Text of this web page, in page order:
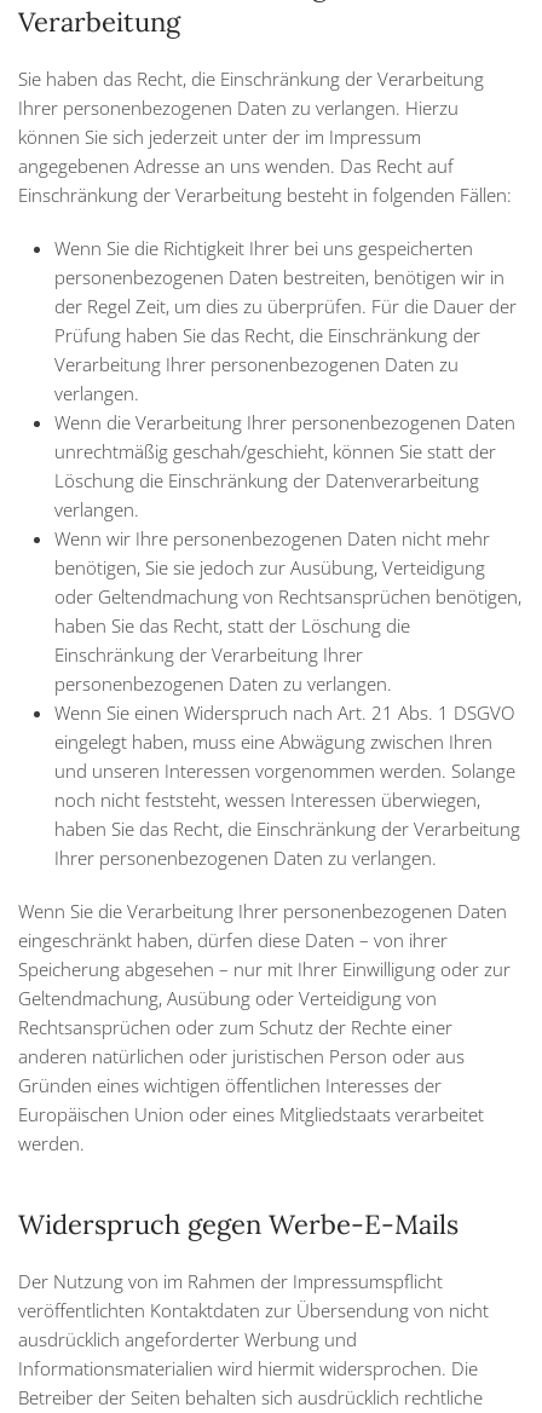
Verarbeitung
Sie haben das Recht, die Einschränkung der Verarbeitung
Ihrer personenbezogenen Daten zu verlangen. Hierzu
können Sie sich jederzeit unter der im Impressum
angegebenen Adresse an uns wenden. Das Recht auf
Einschränkung der Verarbeitung besteht in folgenden Fällen:
Wenn Sie die Richtigkeit Ihrer bei uns gespeicherten
personenbezogenen Daten bestreiten, benötigen wir in
der Regel Zeit, um dies zu überprüfen. Für die Dauer der
Prüfung haben Sie das Recht, die Einschränkung der
Verarbeitung Ihrer personenbezogenen Daten zu
verlangen.
Wenn die Verarbeitung Ihrer personenbezogenen Daten
unrechtmäßig geschah/geschieht, können Sie statt der
Löschung die Einschränkung der Datenverarbeitung
verlangen.
Wenn wir Ihre personenbezogenen Daten nicht mehr
benötigen, Sie sie jedoch zur Ausübung, Verteidigung
oder Geltendmachung von Rechtsansprüchen benötigen,
haben Sie das Recht, statt der Löschung die
Einschränkung der Verarbeitung Ihrer
personenbezogenen Daten zu verlangen.
Wenn Sie einen Widerspruch nach Art. 21 Abs. 1 DSGVO
eingelegt haben, muss eine Abwägung zwischen Ihren
und unseren Interessen vorgenommen werden. Solange
noch nicht feststeht, wessen Interessen überwiegen,
haben Sie das Recht, die Einschränkung der Verarbeitung
Ihrer personenbezogenen Daten zu verlangen.
Wenn Sie die Verarbeitung Ihrer personenbezogenen Daten
eingeschränkt haben, dürfen diese Daten – von ihrer
Speicherung abgesehen – nur mit Ihrer Einwilligung oder zur
Geltendmachung, Ausübung oder Verteidigung von
Rechtsansprüchen oder zum Schutz der Rechte einer
anderen natürlichen oder juristischen Person oder aus
Gründen eines wichtigen öffentlichen Interesses der
Europäischen Union oder eines Mitgliedstaats verarbeitet
werden.
Widerspruch gegen Werbe-E-Mails
Der Nutzung von im Rahmen der Impressumspflicht
veröffentlichten Kontaktdaten zur Übersendung von nicht
ausdrücklich angeforderter Werbung und
Informationsmaterialien wird hiermit widersprochen. Die
Betreiber der Seiten behalten sich ausdrücklich rechtliche